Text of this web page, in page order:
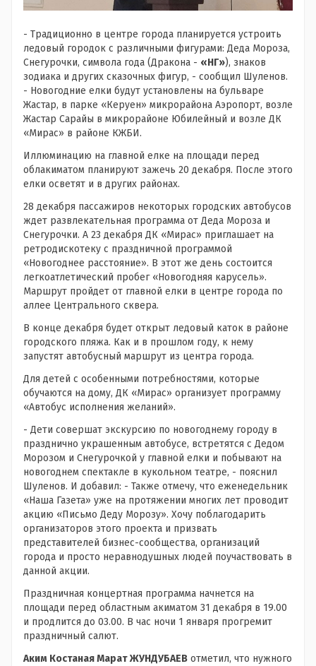
- Традиционно в центре города планируется устроить
ледовый городок с различными фигурами: Деда Мороза,
Снегурочки, символа года (Дракона - «НГ»), знаков
зодиака и других сказочных фигур, - сообщил Шуленов.
- Новогодние елки будут установлены на бульваре
Жастар, в парке «Керуен» микрорайона Аэропорт, возле
Жастар Сарайы в микрорайоне Юбилейный и возле ДК
«Мирас» в районе КЖБИ.
Иллюминацию на главной елке на площади перед
облакиматом планируют зажечь 20 декабря. После этого
елки осветят и в других районах.
28 декабря пассажиров некоторых городских автобусов
ждет развлекательная программа от Деда Мороза и
Снегурочки. А 23 декабря ДК «Мирас» приглашает на
ретродискотеку с праздничной программой
«Новогоднее расстояние». В этот же день состоится
легкоатлетический пробег «Новогодняя карусель».
Маршрут пройдет от главной елки в центре города по
аллее Центрального сквера.
В конце декабря будет открыт ледовый каток в районе
городского пляжа. Как и в прошлом году, к нему
запустят автобусный маршрут из центра города.
Для детей с особенными потребностями, которые
обучаются на дому, ДК «Мирас» организует программу
«Автобус исполнения желаний».
- Дети совершат экскурсию по новогоднему городу в
празднично украшенным автобусе, встретятся с Дедом
Морозом и Снегурочкой у главной елки и побывают на
новогоднем спектакле в кукольном театре, - пояснил
Шуленов. И добавил: - Также отмечу, что еженедельник
«Наша Газета» уже на протяжении многих лет проводит
акцию «Письмо Деду Морозу». Хочу поблагодарить
организаторов этого проекта и призвать
представителей бизнес-сообщества, организаций
города и просто неравнодушных людей поучаствовать в
данной акции.
Праздничная концертная программа начнется на
площади перед областным акиматом 31 декабря в 19.00
и продлится до 03.00. В час ночи 1 января прогремит
праздничный салют.
Аким Костаная Марат ЖУНДУБАЕВ отметил, что нужного